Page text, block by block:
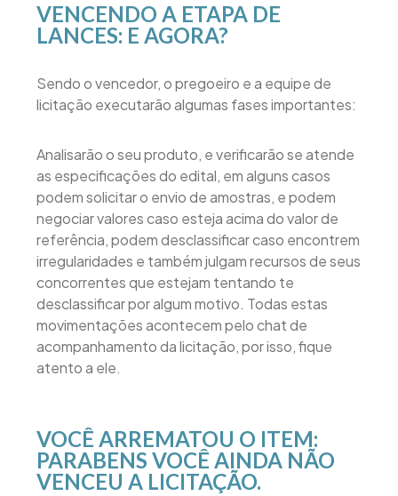
VENCENDO A ETAPA DE
LANCES: E AGORA?
Sendo o vencedor, o pregoeiro e a equipe de
licitação executarão algumas fases importantes:
Analisarão o seu produto, e verificarão se atende
as especificações do edital, em alguns casos
podem solicitar o envio de amostras, e podem
negociar valores caso esteja acima do valor de
referência, podem desclassificar caso encontrem
irregularidades e também julgam recursos de seus
concorrentes que estejam tentando te
desclassificar por algum motivo. Todas estas
movimentações acontecem pelo chat de
acompanhamento da licitação, por isso, fique
atento a ele.
VOCÊ ARREMATOU O ITEM:
PARABENS VOCÊ AINDA NÃO
VENCEU A LICITAÇÃO.